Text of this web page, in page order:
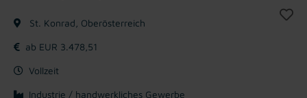
St. Konrad, Oberösterreich
ab EUR 3.478,51
Vollzeit
Industrie / handwerkliches Gewerbe